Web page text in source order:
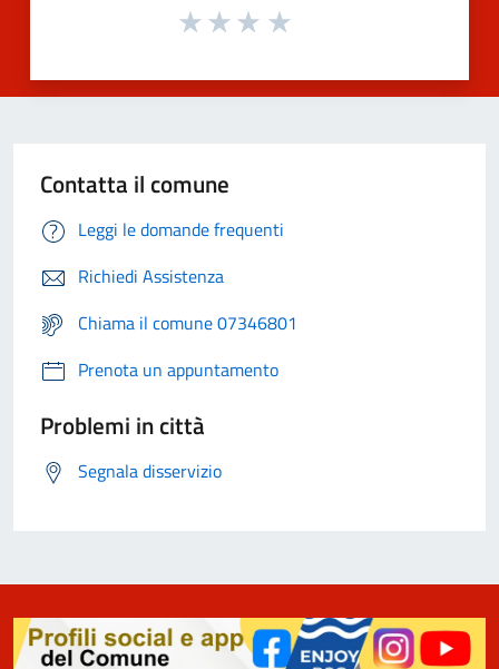
Contatta il comune
Leggi le domande frequenti
Richiedi Assistenza
Chiama il comune 07346801
Prenota un appuntamento
Problemi in città
Segnala disservizio